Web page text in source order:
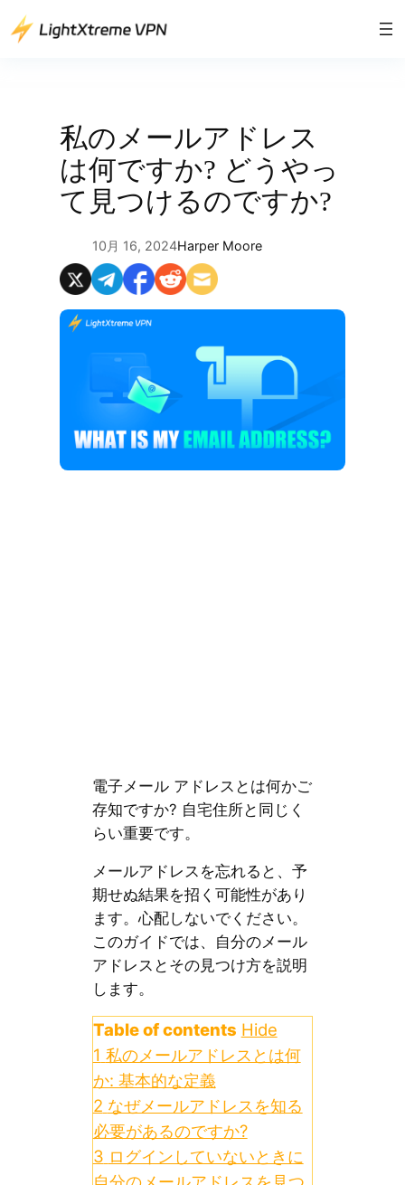
容
私のメールアドレス
は何ですか? どうやっ
て見つけるのですか?
10月 16, 2024Harper Moore
電子メール アドレスとは何かご
存知ですか? 自宅住所と同じく
らい重要です。
メールアドレスを忘れると、予
期せぬ結果を招く可能性があり
ます。心配しないでください。
このガイドでは、自分のメール
アドレスとその見つけ方を説明
します。
Table of contents Hide
1 私のメールアドレスとは何
か: 基本的な定義
2 なぜメールアドレスを知る
必要があるのですか?
3 ログインしていないときに